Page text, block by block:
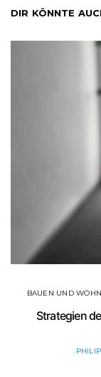
DIR KÖNNTE
BAUEN UND
Strategien